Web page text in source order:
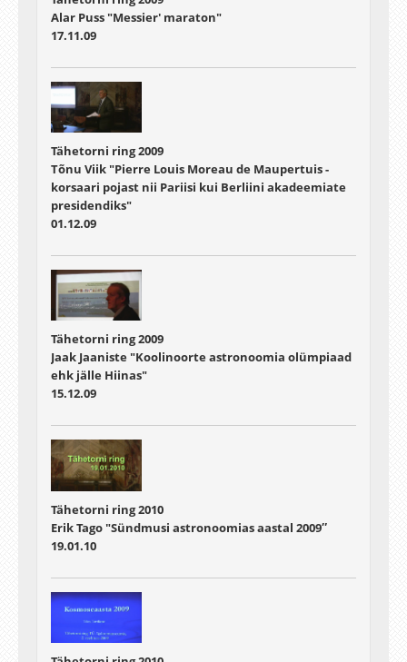
Alar Puss "Messier' maraton"
17.11.09
Tähetorni ring 2009
Tõnu Viik "Pierre Louis Moreau de Maupertuis -
korsaari pojast nii Pariisi kui Berliini akadeemiate
presidendiks"
01.12.09
Tähetorni ring 2009
Jaak Jaaniste "Koolinoorte astronoomia olümpiaad
ehk jälle Hiinas"
15.12.09
Tähetorni ring 2010
Erik Tago "Sündmusi astronoomias aastal 2009″
19.01.10